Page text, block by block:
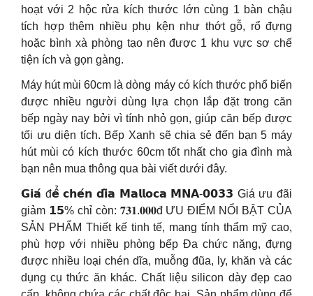
hoạt với 2 hộc rửa kích thước lớn cùng 1 bàn chậu
tích hợp thêm nhiều phụ kện như thớt gỗ, rổ đựng
hoặc bình xà phòng tạo nên được 1 khu vực sơ chế
tiện ích và gọn gàng.
Máy hút mùi 60cm là dòng máy có kích thước phổ biến
được nhiều người dùng lựa chọn lắp đặt trong căn
bếp ngày nay bởi vì tính nhỏ gọn, giúp căn bếp được
tối ưu diện tích. Bếp Xanh sẽ chia sẻ đến bạn 5 máy
hút mùi có kích thước 60cm tốt nhất cho gia đình mà
bạn nên mua thông qua bài viết dưới đây.
𝗚𝗶𝗮́ đ𝗲̂̉ 𝗰𝗵𝗲́𝗻 𝗱𝗶̃𝗮 𝗠𝗮𝗹𝗹𝗼𝗰𝗮 𝗠𝗡𝗔-𝟬𝟬𝟯𝟯 Giá ưu đãi
giảm 𝟭𝟱% chỉ còn: 𝟕𝟑𝟏.𝟎𝟎𝟎đ ƯU ĐIỂM NỔI BẬT CỦA
SẢN PHẨM Thiết kế tinh tế, mang tính thẩm mỹ cao,
phù hợp với nhiều phòng bếp Đa chức năng, đựng
được nhiều loại chén dĩa, muỗng đũa, ly, khăn và các
dụng cụ thức ăn khác. Chất liệu silicon dày đẹp cao